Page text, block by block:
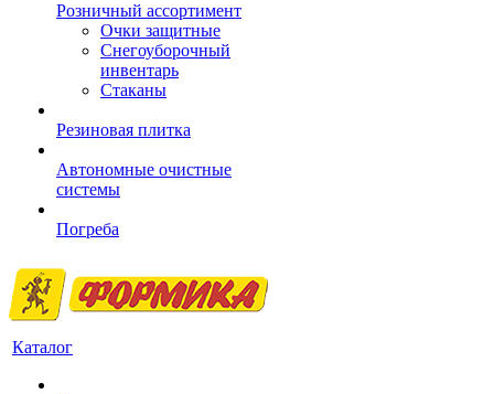
Розничный ассортимент
Очки защитные
Снегоуборочный
инвентарь
Стаканы
Резиновая плитка
Автономные очистные
системы
Погреба
Каталог